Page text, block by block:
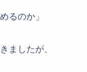
るのか」
ましたが、